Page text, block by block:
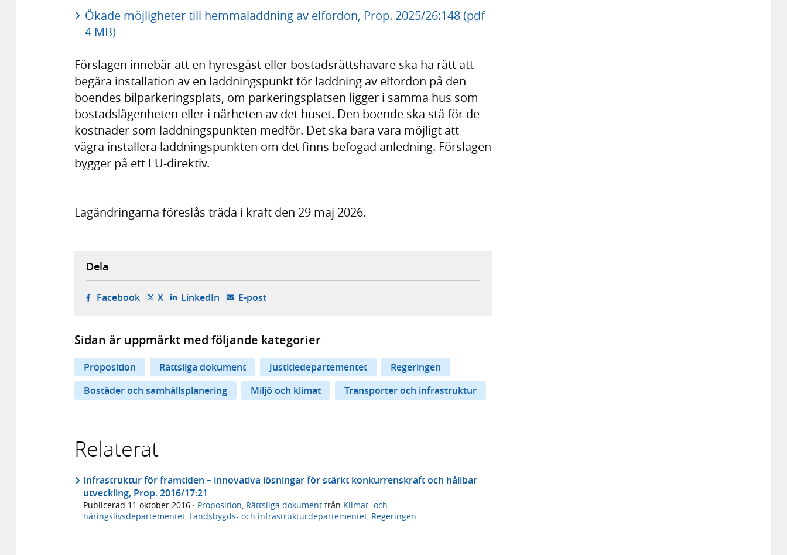
Ökade möjligheter till hemmaladdning av elfordon, Prop. 2025/26:148 (pdf
4 MB)
Förslagen innebär att en hyresgäst eller bostadsrättshavare ska ha rätt att
begära installation av en laddningspunkt för laddning av elfordon på den
boendes bilparkeringsplats, om parkeringsplatsen ligger i samma hus som
bostadslägenheten eller i närheten av det huset. Den boende ska stå för de
kostnader som laddningspunkten medför. Det ska bara vara möjligt att
vägra installera laddningspunkten om det finns befogad anledning. Förslagen
bygger på ett EU-direktiv.
Lagändringarna föreslås träda i kraft den 29 maj 2026.
Dela
Facebook- öppnas i ny flik, extern webbplats,
X- öppnas i ny flik, extern webbplats,
LinkedIn- öppnas i ny flik, extern webbplats,
E-post- öppnar din e-postklient,
Sidan är uppmärkt med följande kategorier
Proposition Rättsliga dokument Justitiedepartementet
Regeringen
Bostäder och samhällsplanering
Miljö och klimat Transporter och infrastruktur
Relaterat
Infrastruktur för framtiden – innovativa lösningar för stärkt konkurrenskraft och hållbar
utveckling, Prop. 2016/17:21
Publicerad 11 oktober 2016 · Proposition, Rättsliga dokument från Klimat- och
näringslivsdepartementet, Landsbygds- och infrastrukturdepartementet, Regeringen